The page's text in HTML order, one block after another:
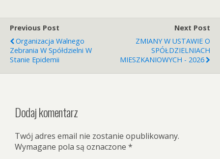
Previous Post
Organizacja Walnego
Zebrania W Spółdzielni W
Stanie Epidemii
Next Post
ZMIANY W USTAWIE O
SPÓŁDZIELNIACH
MIESZKANIOWYCH - 2026
Dodaj komentarz
Twój adres email nie zostanie opublikowany.
Wymagane pola są oznaczone *